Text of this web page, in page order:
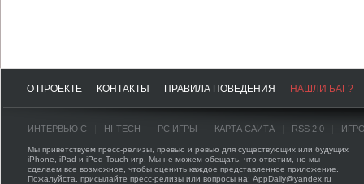
О ПРОЕКТЕ КОНТАКТЫ ПРАВИЛА ПОВЕДЕНИЯ НАШЛИ БАГ?
ИНТЕРВЬЮ С HI-TECH PC ИГРЫ КАРТА САЙТА RSS 2.0
Мы приветствуем пресс-релизы, превью и ревью для существующих или будущих
iPhone, iPad и iPod Touch игр. Мы не можем обещать, что ответим, но мы
сделаем все возможное, чтобы оценить каждое представленное приложение.
Пожалуйста, присылайте пресс-релизы или вопросы на: AppDaily@yandex.ru